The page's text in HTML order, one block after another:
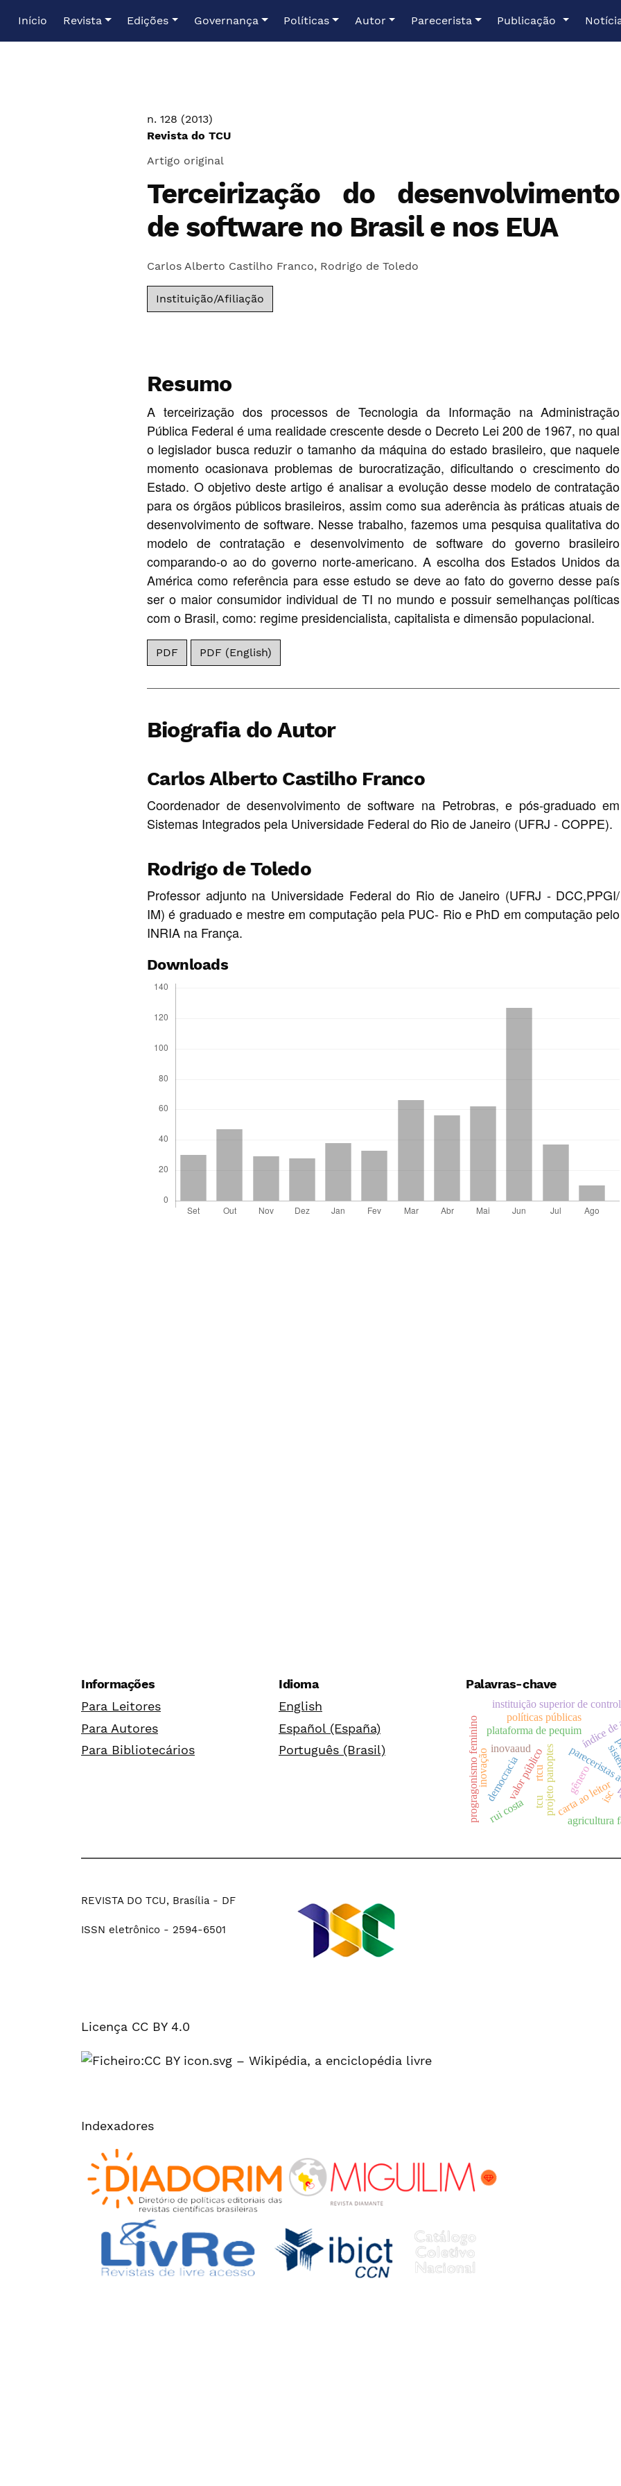
Início Revista Edições Governança Políticas Autor Parecerista Publicação
n. 128 (2013)
Revista do TCU
Artigo original
Terceirização do desenvolvimento
de software no Brasil e nos EUA
Carlos Alberto Castilho Franco, Rodrigo de Toledo
Instituição/Afiliação
Resumo
A terceirização dos processos de Tecnologia da Informação na Administração
Pública Federal é uma realidade crescente desde o Decreto Lei 200 de 1967, no qual
o legislador busca reduzir o tamanho da máquina do estado brasileiro, que naquele
momento ocasionava problemas de burocratização, dificultando o crescimento do
Estado. O objetivo deste artigo é analisar a evolução desse modelo de contratação
para os órgãos públicos brasileiros, assim como sua aderência às práticas atuais de
desenvolvimento de software. Nesse trabalho, fazemos uma pesquisa qualitativa do
modelo de contratação e desenvolvimento de software do governo brasileiro
comparando-o ao do governo norte-americano. A escolha dos Estados Unidos da
América como referência para esse estudo se deve ao fato do governo desse país
ser o maior consumidor individual de TI no mundo e possuir semelhanças políticas
com o Brasil, como: regime presidencialista, capitalista e dimensão populacional.
PDF PDF (English)
Biografia do Autor
Carlos Alberto Castilho Franco
Coordenador de desenvolvimento de software na Petrobras, e pós-graduado em
Sistemas Integrados pela Universidade Federal do Rio de Janeiro (UFRJ - COPPE).
Rodrigo de Toledo
Professor adjunto na Universidade Federal do Rio de Janeiro (UFRJ - DCC,PPGI/
IM) é graduado e mestre em computação pela PUC- Rio e PhD em computação pelo
INRIA na França.
Downloads
Informações
Para Leitores
Para Autores
Para Bibliotecários
Idioma
English
Español (España)
Português (Brasil)
Palavras-chave
índice
carta ao leitor
plataforma de pequim
instituição superior de
gênero
progragonismo feminino valor público
inovaaud projeto panoptes
tcu isc
democracia
políticas públicas
agricultura
rtcu
inovação
rui costa
REVISTA DO TCU, Brasília - DF
ISSN eletrônico - 2594-6501
Licença CC BY 4.0
Indexadores